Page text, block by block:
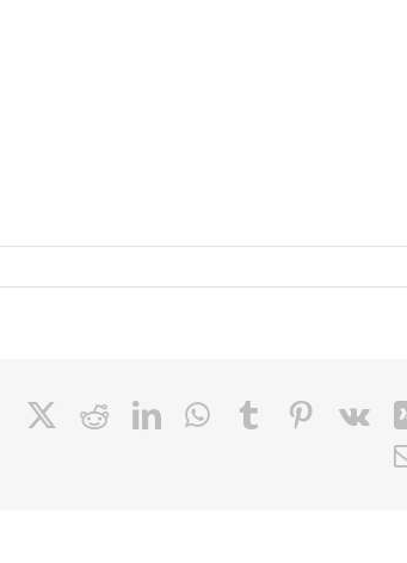
FacebookRedditLinkedInWhatsApp
Tumblr Vk